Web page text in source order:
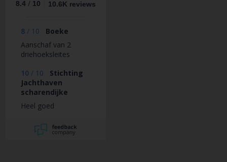
8.4 / 10 10.6K reviews
8 / 10
Boeke
Aanschaf van 2
driehoeksleites
10 / 10
Stichting
Jachthaven
scharendijke
Heel goed